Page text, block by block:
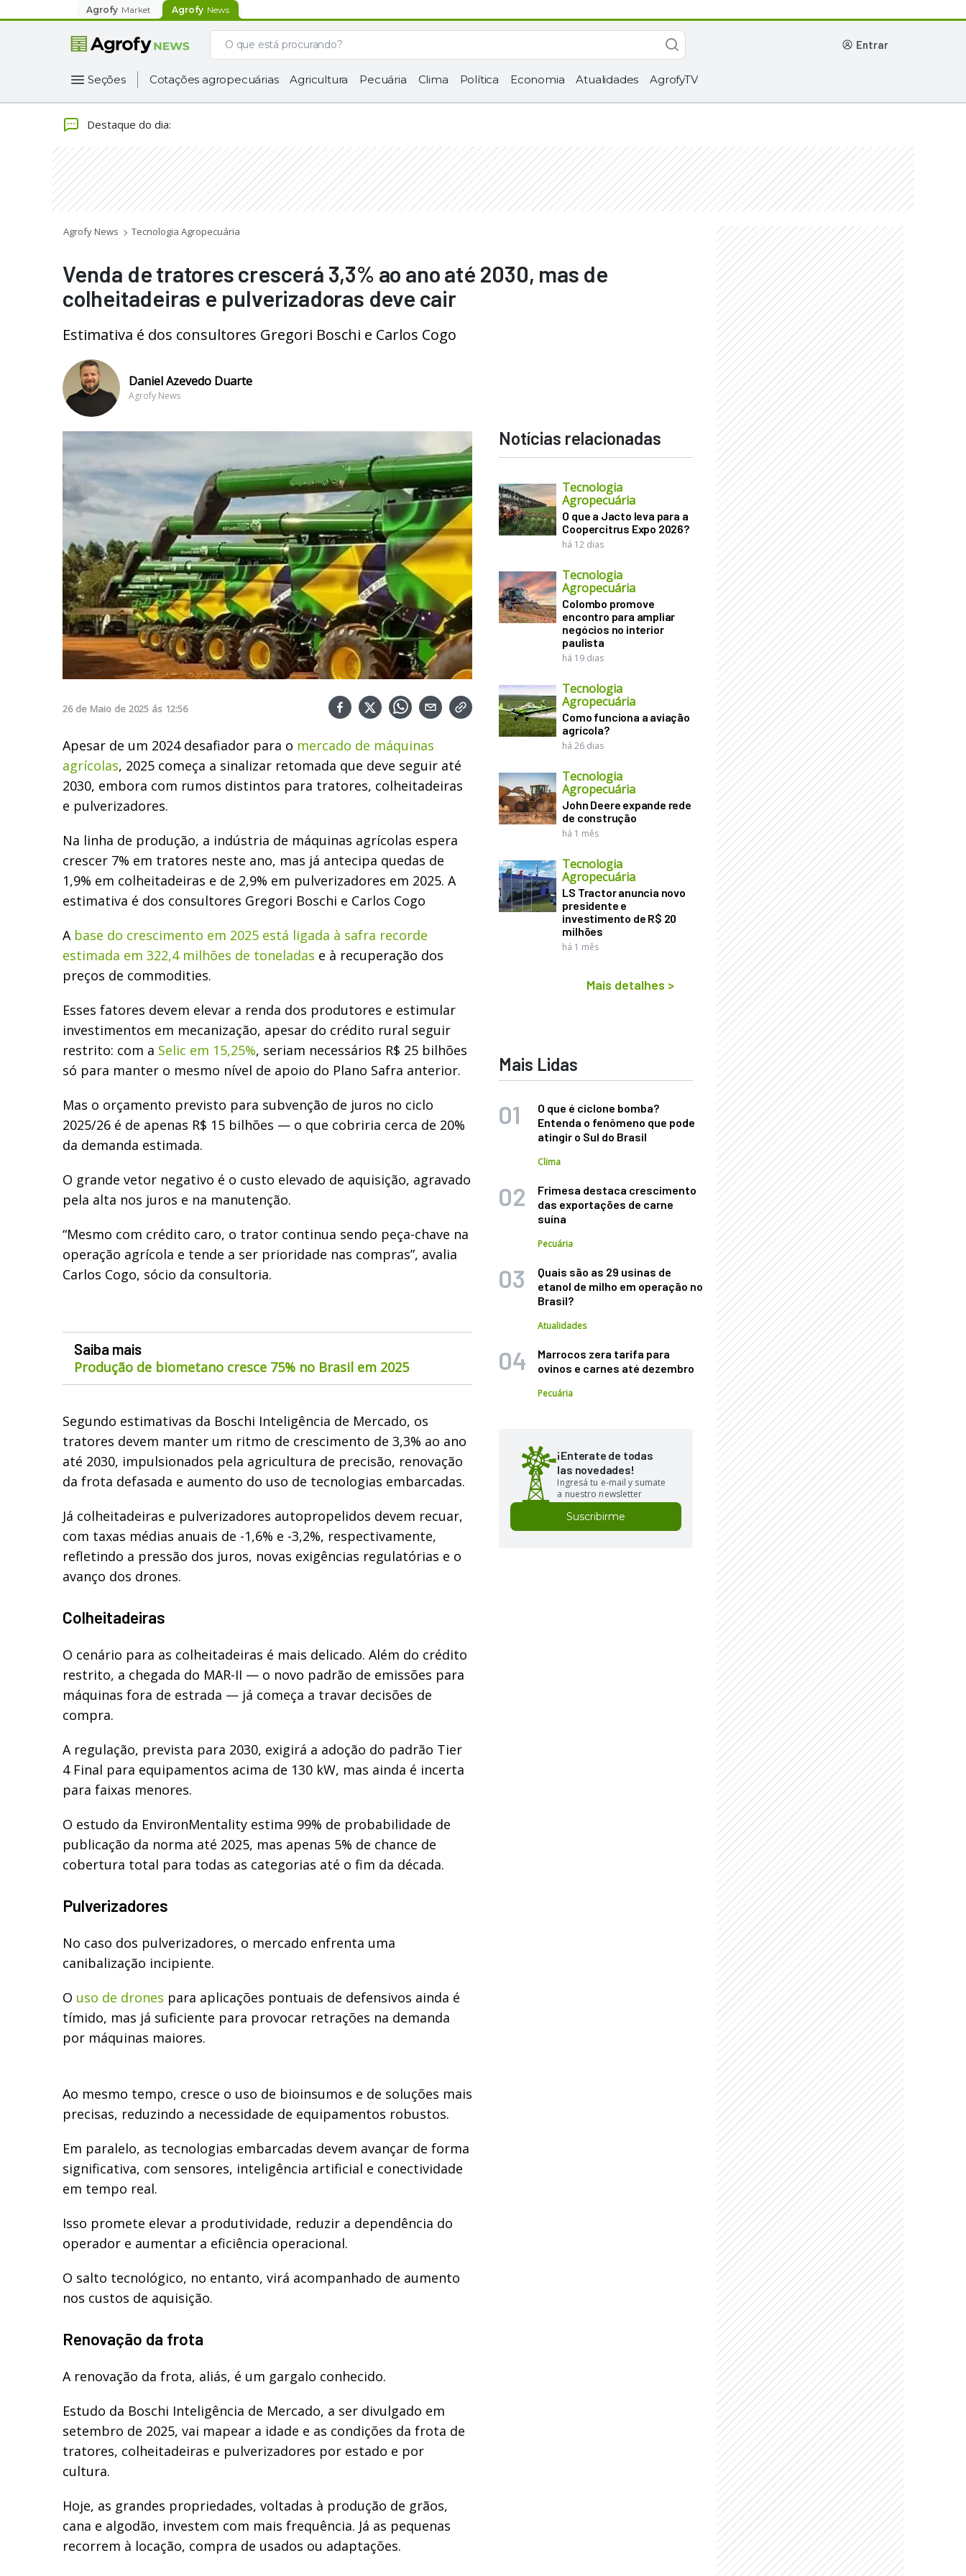
Agrofy Market Agrofy News
entrar
Seções Cotações agropecuárias Agricultura Pecuária Clima Política Economia Atualidades AgrofyTV
Destaque do dia:
Agrofy News Tecnologia Agropecuária
Venda de tratores crescerá 3,3% ao ano até 2030, mas de
colheitadeiras e pulverizadoras deve cair
Estimativa é dos consultores Gregori Boschi e Carlos Cogo
Daniel Azevedo Duarte
Agrofy News
26 de Maio de 2025 ás 12:56
Apesar de um 2024 desafiador para o mercado de máquinas
agrícolas, 2025 começa a sinalizar retomada que deve seguir até
2030, embora com rumos distintos para tratores, colheitadeiras
e pulverizadores.
Na linha de produção, a indústria de máquinas agrícolas espera
crescer 7% em tratores neste ano, mas já antecipa quedas de
1,9% em colheitadeiras e de 2,9% em pulverizadores em 2025. A
estimativa é dos consultores Gregori Boschi e Carlos Cogo
A base do crescimento em 2025 está ligada à safra recorde
estimada em 322,4 milhões de toneladas e à recuperação dos
preços de commodities.
Esses fatores devem elevar a renda dos produtores e estimular
investimentos em mecanização, apesar do crédito rural seguir
restrito: com a Selic em 15,25%, seriam necessários R$ 25 bilhões
só para manter o mesmo nível de apoio do Plano Safra anterior.
Mas o orçamento previsto para subvenção de juros no ciclo
2025/26 é de apenas R$ 15 bilhões — o que cobriria cerca de 20%
da demanda estimada.
O grande vetor negativo é o custo elevado de aquisição, agravado
pela alta nos juros e na manutenção.
“Mesmo com crédito caro, o trator continua sendo peça-chave na
operação agrícola e tende a ser prioridade nas compras”, avalia
Carlos Cogo, sócio da consultoria.
Saiba mais
Produção de biometano cresce 75% no Brasil em 2025
Segundo estimativas da Boschi Inteligência de Mercado, os
tratores devem manter um ritmo de crescimento de 3,3% ao ano
até 2030, impulsionados pela agricultura de precisão, renovação
da frota defasada e aumento do uso de tecnologias embarcadas.
Já colheitadeiras e pulverizadores autopropelidos devem recuar,
com taxas médias anuais de -1,6% e -3,2%, respectivamente,
refletindo a pressão dos juros, novas exigências regulatórias e o
avanço dos drones.
Colheitadeiras
O cenário para as colheitadeiras é mais delicado. Além do crédito
restrito, a chegada do MAR-II — o novo padrão de emissões para
máquinas fora de estrada — já começa a travar decisões de
compra.
A regulação, prevista para 2030, exigirá a adoção do padrão Tier
4 Final para equipamentos acima de 130 kW, mas ainda é incerta
para faixas menores.
O estudo da EnvironMentality estima 99% de probabilidade de
publicação da norma até 2025, mas apenas 5% de chance de
cobertura total para todas as categorias até o fim da década.
Pulverizadores
No caso dos pulverizadores, o mercado enfrenta uma
canibalização incipiente.
O uso de drones para aplicações pontuais de defensivos ainda é
tímido, mas já suficiente para provocar retrações na demanda
por máquinas maiores.
Ao mesmo tempo, cresce o uso de bioinsumos e de soluções mais
precisas, reduzindo a necessidade de equipamentos robustos.
Em paralelo, as tecnologias embarcadas devem avançar de forma
significativa, com sensores, inteligência artificial e conectividade
em tempo real.
Isso promete elevar a produtividade, reduzir a dependência do
operador e aumentar a eficiência operacional.
O salto tecnológico, no entanto, virá acompanhado de aumento
nos custos de aquisição.
Renovação da frota
A renovação da frota, aliás, é um gargalo conhecido.
Estudo da Boschi Inteligência de Mercado, a ser divulgado em
setembro de 2025, vai mapear a idade e as condições da frota de
tratores, colheitadeiras e pulverizadores por estado e por
cultura.
Hoje, as grandes propriedades, voltadas à produção de grãos,
cana e algodão, investem com mais frequência. Já as pequenas
recorrem à locação, compra de usados ou adaptações.
Notícias relacionadas
Tecnologia
Agropecuária
O que a Jacto leva para a
Coopercitrus Expo 2026?
há 12 dias
Tecnologia
Agropecuária
Colombo promove
encontro para ampliar
negócios no interior
paulista
há 19 dias
Tecnologia
Agropecuária
Como funciona a aviação
agrícola?
há 26 dias
Tecnologia
Agropecuária
John Deere expande rede
de construção
há 1 mês
Tecnologia
Agropecuária
LS Tractor anuncia novo
presidente e
investimento de R$ 20
milhões
há 1 mês
Mais detalhes >
Mais Lidas
O que é ciclone bomba?
Entenda o fenômeno que pode
atingir o Sul do Brasil
Clima
Frimesa destaca crescimento
das exportações de carne
suína
Pecuária
Quais são as 29 usinas de
etanol de milho em operação no
Brasil?
Atualidades
Marrocos zera tarifa para
ovinos e carnes até dezembro
Pecuária
¡Enterate de todas
las novedades!
Ingresá tu e-mail y sumate
a nuestro newsletter
Suscribirme